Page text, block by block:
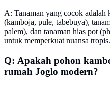
A: Tanaman yang cocok adalah
(kamboja, pule, tabebuya),
palem), dan tanaman hias pot
untuk memperkuat nuansa tropis.
Q: Apakah pohon
rumah Joglo modern?